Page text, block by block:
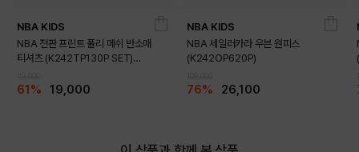
NBA KIDS
NBA 전판 프린트 폴리 메쉬 반소매
티셔츠 (K242TP130P SET)
61% 19,000
NBA KIDS
NBA 세일러카라 우븐 원피스
(K242OP620P)
76% 26,100